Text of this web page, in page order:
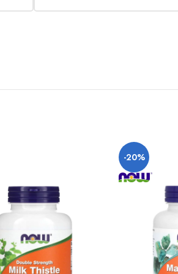
-20%